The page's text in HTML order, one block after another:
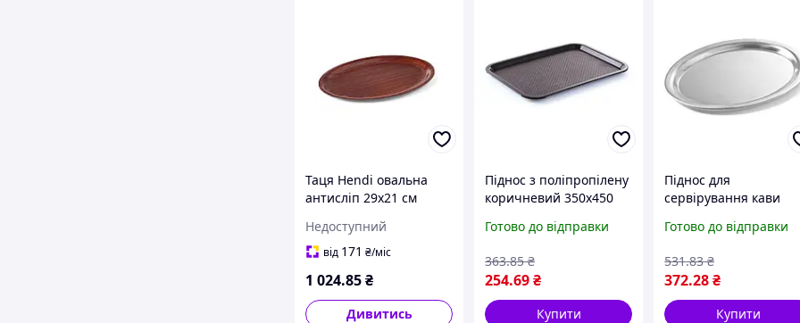
Таця Hendi овальна
антисліп 29х21 см
"Wr"
Недоступний
від 171 ₴/міс
1 024.85₴
Дивитись
Піднос з поліпропілену
коричневий 350x450
Готово до відправки
254.69₴
363.85 ₴
Купити
Піднос для
сервірування кави
Hendi 405307
Готово до відправки
372.28₴
531.83 ₴
Купити